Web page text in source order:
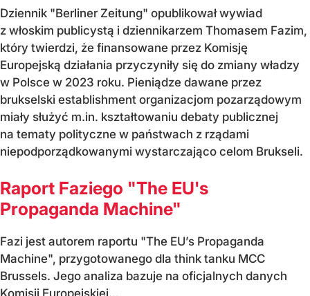
Dziennik "Berliner Zeitung" opublikował wywiad
z włoskim publicystą i dziennikarzem Thomasem Fazim,
który twierdzi, że finansowane przez Komisję
Europejską działania przyczyniły się do zmiany władzy
w Polsce w 2023 roku. Pieniądze dawane przez
brukselski establishment organizacjom pozarządowym
miały służyć m.in. kształtowaniu debaty publicznej
na tematy polityczne w państwach z rządami
niepodporządkowanymi wystarczająco celom Brukseli.
Raport Faziego "The EU's
Propaganda Machine"
Fazi jest autorem raportu "The EU’s Propaganda
Machine", przygotowanego dla think tanku MCC
Brussels. Jego analiza bazuje na oficjalnych danych
Komisji Europejskiej...